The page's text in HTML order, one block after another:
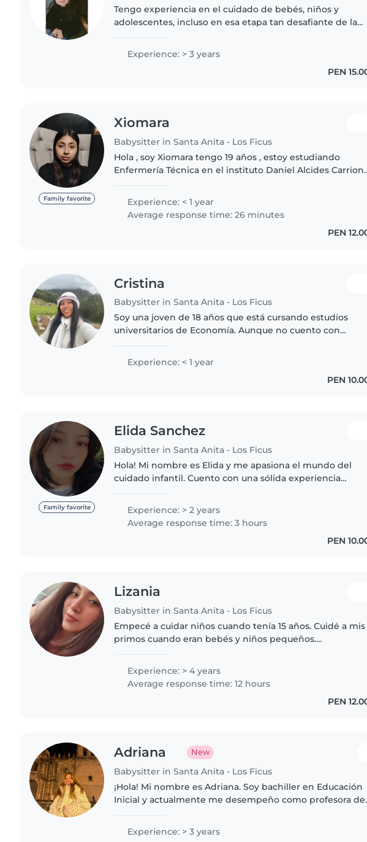
Tengo experiencia en el cuidado de bebés, niños y
adolescentes, incluso en esa etapa tan desafiante de la
y también cuento con..
Experience: > 3 years
PEN
Family favorite
Xiomara
Babysitter in Santa Anita - Los Ficus
Hola , soy Xiomara tengo 19 años , estoy estudiando
Enfermería Técnica en el instituto Daniel Alcides Carrion
Experience: < 1 year
Average response time: 26 minutes
PEN
Cristina
Babysitter in Santa Anita - Los Ficus
Soy una joven de 18 años que está cursando estudios
universitarios de Economía. Aunque no cuento con
niños en una guardería y..
Experience: < 1 year
PEN
Family favorite
Elida Sanchez
Babysitter in Santa Anita - Los Ficus
Hola! Mi nombre es Elida y me apasiona el mundo del
cuidado infantil. Cuento con una sólida experiencia
trabajando de forma externa con otras..
Experience: > 2 years
Average response time: 3 hours
PEN
Lizania
Babysitter in Santa Anita - Los Ficus
Empecé a cuidar niños cuando tenía 15 años. Cuidé a mis
primos cuando eran bebés y niños pequeños.
de tiempo libre y me gustaría..
Experience: > 4 years
Average response time: 12 hours
PEN
Adriana New
Babysitter in Santa Anita - Los Ficus
¡Hola! Mi nombre es Adriana. Soy bachiller en Educación
Inicial y actualmente me desempeño como profesora de
etapa preescolar...
Experience: > 3 years